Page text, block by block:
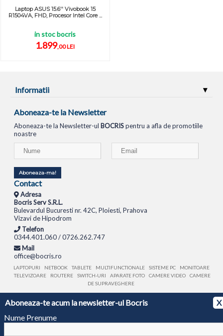
Aboneaza-te acum la newsletter-ul Bocris
X
Nume Prenume
Laptop ASUS 15.6'' Vivobook 15
R1504VA, FHD, Procesor Intel Core ...
in stoc bocris
1.899,00 LEI
Informatii
Aboneaza-te la Newsletter
Aboneaza-te la Newsletter-ul BOCRISpentru a afla de promotiile
noastre
Aboneaza-ma!
Contact
Adresa
Bocris Serv S.R.L.
Bulevardul Bucuresti nr. 42C, Ploiesti, Prahova
Vizavi de Hipodrom
Telefon
0344.401.060 / 0726.262.747
Mail
office@bocris.ro
LAPTOPURI NETBOOK TABLETE MULTIFUNCTIONALE SISTEME PC
MONITOARE
TELEVIZOARE
ROUTERE SWITCH-URI APARATE FOTO CAMERE VIDEO
CAMERE
DE SUPRAVEGHERE
© 1994 - 2026 BOCRIS SERV S.R.L. | CUI: RO6260085, REG. COM.: J29/2413/1994